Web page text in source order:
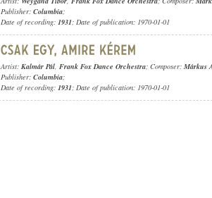
Publisher: Columbia;
Date of recording: 1931; Date of publication: 1970-01-01
Artist: Kalmár Pál, Frank Fox Dance Orchestra; Composer: Márkus
Publisher: Columbia;
Date of recording: 1931; Date of publication: 1970-01-01